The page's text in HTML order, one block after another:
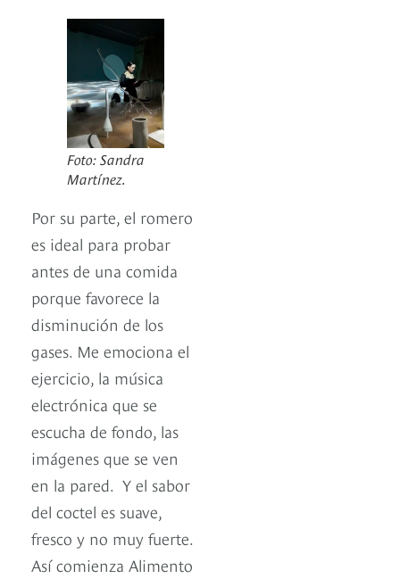
Foto: Sandra
Martínez.
Por su parte, el romero
es ideal para probar
antes de una comida
porque favorece la
disminución de los
gases. Me emociona el
ejercicio, la música
electrónica que se
escucha de fondo, las
imágenes que se ven
en la pared. Y el sabor
del coctel es suave,
fresco y no muy fuerte.
Así comienza Alimento